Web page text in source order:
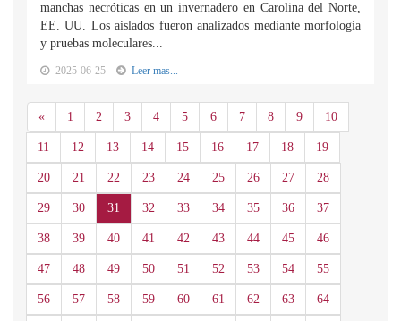
manchas necróticas en un invernadero en Carolina del Norte,
EE. UU. Los aislados fueron analizados mediante morfología
y pruebas moleculares...
2025-06-25 Leer mas...
«Anterior
1 2 3 4 5 6 7 8 9 10
11 12 13 14 15 16 17 18 19
20 21 22 23 24 25 26 27 28
29 30 31 32 33 34 35 36 37
38 39 40 41 42 43 44 45 46
47 48 49 50 51 52 53 54 55
56 57 58 59 60 61 62 63 64